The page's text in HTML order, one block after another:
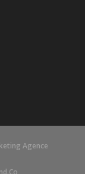
Agence